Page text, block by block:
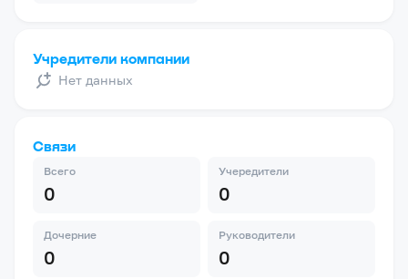
Учредители компании
Нет данных
Связи
Всего
0
Учередители
0
Дочерние
0
Руководители
0